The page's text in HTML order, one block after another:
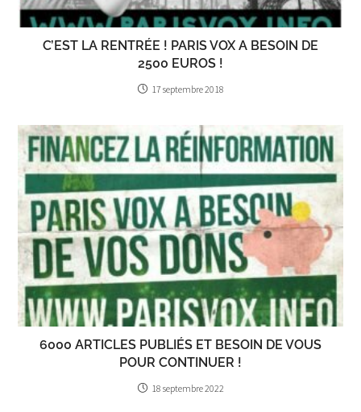
C’EST LA RENTRÉE ! PARIS VOX A BESOIN DE
2500 EUROS !
17 septembre 2018
6000 ARTICLES PUBLIÉS ET BESOIN DE VOUS
POUR CONTINUER !
18 septembre 2022